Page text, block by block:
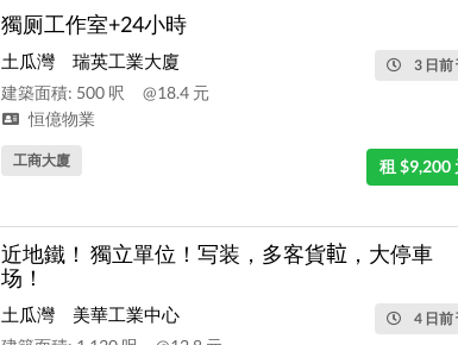
獨厕工作室+24小時
3 日前
土瓜灣 瑞英工業大廈
建築面積: 500 呎
@18.4 元
恒億物業
租 $9,200
工商大廈
近地鐵！ 獨立單位！写装，多客貨𨋢，大停車
场！
4 日前
土瓜灣 美華工業中心